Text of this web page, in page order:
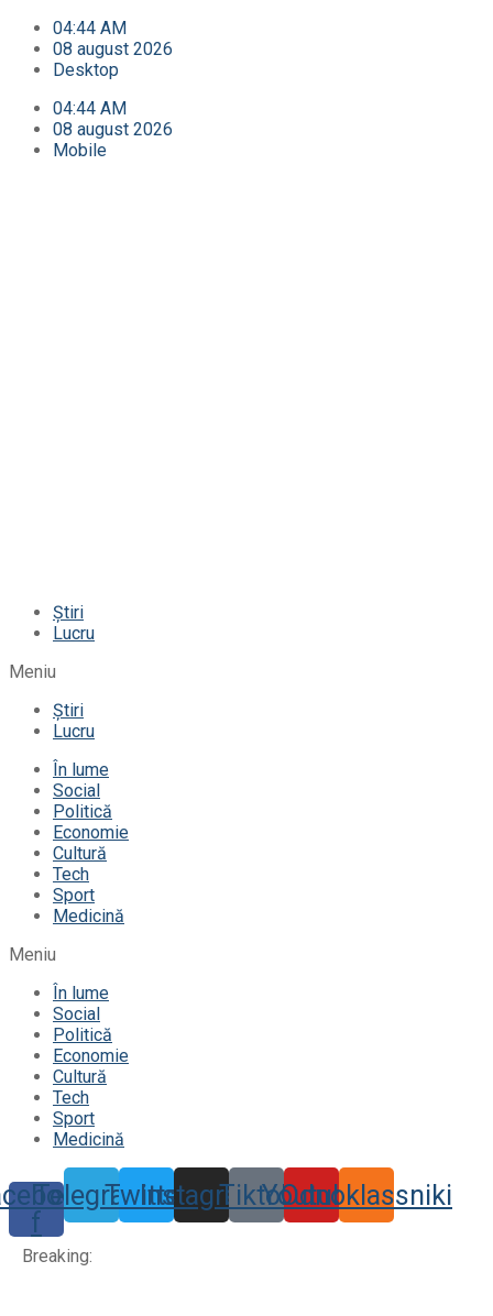
04:44 AM
08 august 2026
Desktop
04:44 AM
08 august 2026
Mobile
Știri
Lucru
Meniu
Știri
Lucru
În lume
Social
Politică
Economie
Cultură
Tech
Sport
Medicină
Meniu
În lume
Social
Politică
Economie
Cultură
Tech
Sport
Medicină
f
TelegramTwitter
Instagram
TiktokYoutube
Odnoklassniki
Breaking: